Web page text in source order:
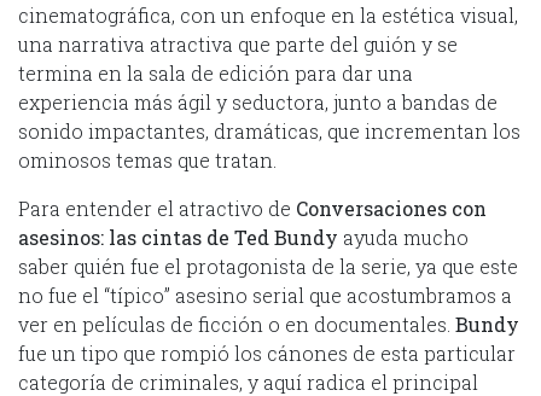
cinematográfica, con un enfoque en la estética visual,
una narrativa atractiva que parte del guión y se
termina en la sala de edición para dar una
experiencia más ágil y seductora, junto a bandas de
sonido impactantes, dramáticas, que incrementan los
ominosos temas que tratan.
Para entender el atractivo de Conversaciones con
asesinos: las cintas de Ted Bundy ayuda mucho
saber quién fue el protagonista de la serie, ya que este
no fue el “típico” asesino serial que acostumbramos a
ver en películas de ficción o en documentales. Bundy
fue un tipo que rompió los cánones de esta particular
categoría de criminales, y aquí radica el principal